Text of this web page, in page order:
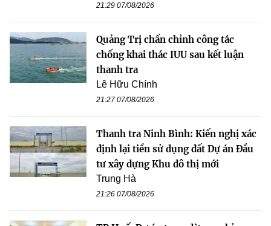
21:29 07/08/2026
Quảng Trị chấn chỉnh công tác
chống khai thác IUU sau kết luận
thanh tra
Lê Hữu Chính
21:27 07/08/2026
Thanh tra Ninh Bình: Kiến nghị xác
định lại tiền sử dụng đất Dự án Đầu
tư xây dựng Khu đô thị mới
Trung Hà
21:26 07/08/2026